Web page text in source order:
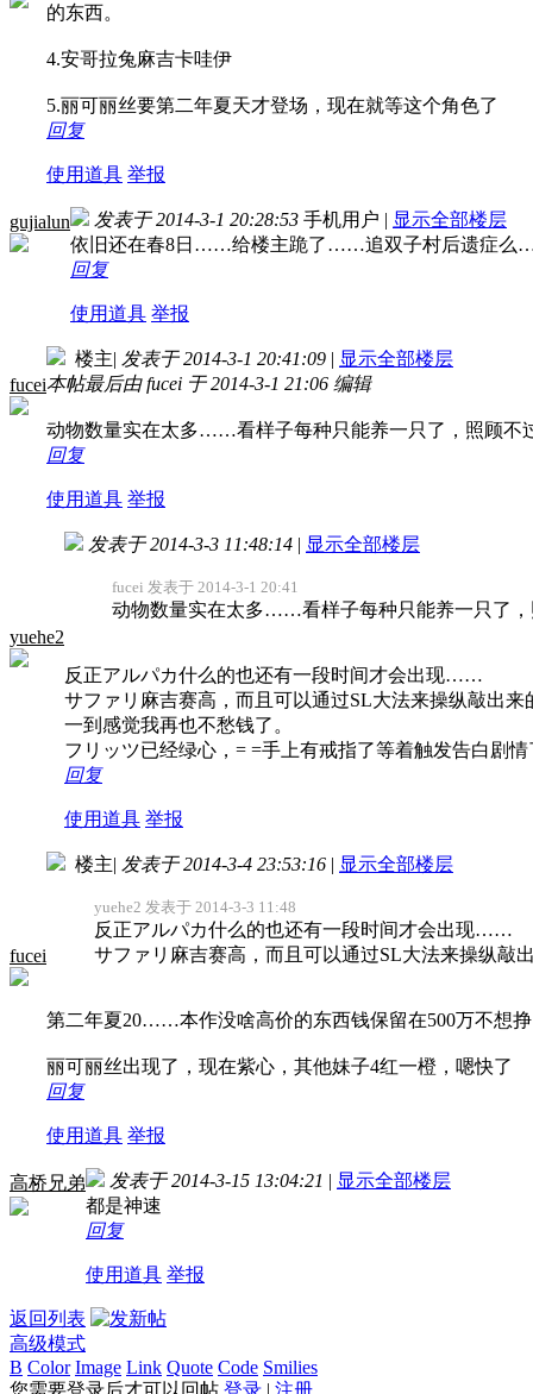
的东西。
4.安哥拉兔麻吉卡哇伊
5.丽可丽丝要第二年夏天才登场，现在就等这个角色了
回复
使用道具 举报
gujialun 发表于 2014-3-1 20:28:53 手机用户 | 显示全部楼层
依旧还在春8日……给楼主跪了……追双子村后遗症
回复
使用道具 举报
fucei
楼主| 发表于 2014-3-1 20:41:09 | 显示全部楼层
本帖最后由 fucei 于 2014-3-1 21:06 编辑
动物数量实在太多……看样子每种只能养一只了，照顾不
回复
使用道具 举报
yuehe2
发表于 2014-3-3 11:48:14 | 显示全部楼层
fucei 发表于 2014-3-1 20:41
动物数量实在太多……看样子每种只能养一只了，
反正アルパカ什么的也还有一段时间才会出现……
サファリ麻吉赛高，而且可以通过SL大法来操纵敲
一到感觉我再也不愁钱了。
フリッツ已经绿心，= =手上有戒指了等着触发告白剧情
回复
使用道具 举报
fucei
楼主| 发表于 2014-3-4 23:53:16 | 显示全部楼层
yuehe2 发表于 2014-3-3 11:48
反正アルパカ什么的也还有一段时间才会出现……
サファリ麻吉赛高，而且可以通过SL大法来操纵敲
第二年夏20……本作没啥高价的东西钱保留在500万不想
丽可丽丝出现了，现在紫心，其他妹子4红一橙，嗯快了
回复
使用道具 举报
高桥兄弟 发表于 2014-3-15 13:04:21 | 显示全部楼层
都是神速
回复
使用道具 举报
返回列表
高级模式
B Color Image Link Quote Code Smilies
您需要登录后才可以回帖 登录 | 注册